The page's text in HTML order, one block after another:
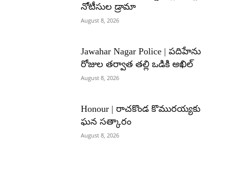
నోటీసుల డ్రామా
August 8, 2026
Jawahar Nagar Police | పదిహేను
రోజుల తర్వాత తల్లి ఒడికి అఖిల్
August 8, 2026
Honour | రాచకొండ కొమురయ్యకు
ఘన సత్కారం
August 8, 2026